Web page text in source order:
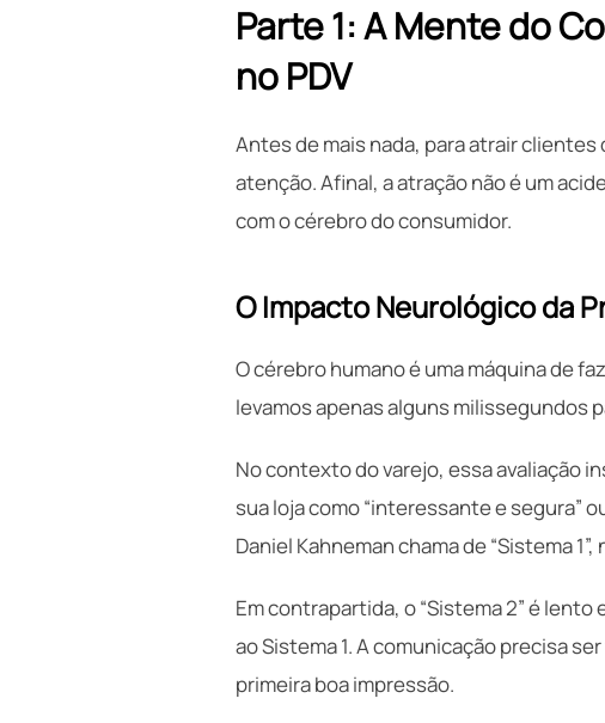
Parte 1: A Mente do
no PDV
Antes de mais nada, para atrair
atenção. Afinal, a atração não é um
com o cérebro do consumidor.
O Impacto Neurológico da
O cérebro humano é uma máquina de
levamos apenas alguns milissegundos
No contexto do varejo, essa avaliação
sua loja como “interessante e segura”
Daniel Kahneman chama de “Sistema
Em contrapartida, o “Sistema 2” é
ao Sistema 1. A comunicação precisa
primeira boa impressão.